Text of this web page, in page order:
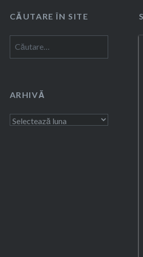
CĂUTARE ÎN SITE
ARHIVĂ
Arhivă